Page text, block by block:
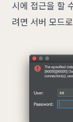
시에 접근을 할
려면 서버 모드